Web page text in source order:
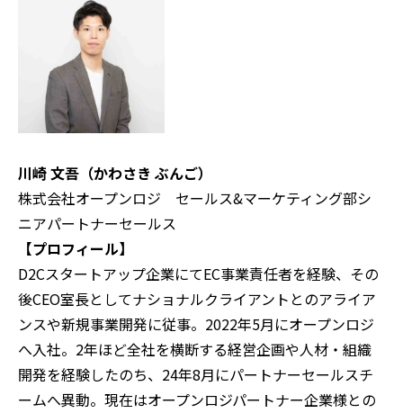
川崎 文吾（かわさき ぶんご）
株式会社オープンロジ セールス&マーケティング部シ
ニアパートナーセールス
【プロフィール】
D2Cスタートアップ企業にてEC事業責任者を経験、その
後CEO室長としてナショナルクライアントとのアライア
ンスや新規事業開発に従事。2022年5月にオープンロジ
へ入社。2年ほど全社を横断する経営企画や人材・組織
開発を経験したのち、24年8月にパートナーセールスチ
ームへ異動。現在はオープンロジパートナー企業様との